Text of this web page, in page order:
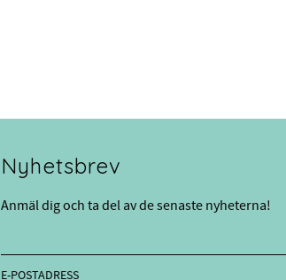
Nyhetsbrev
Anmäl dig och ta del av de senaste nyheterna!